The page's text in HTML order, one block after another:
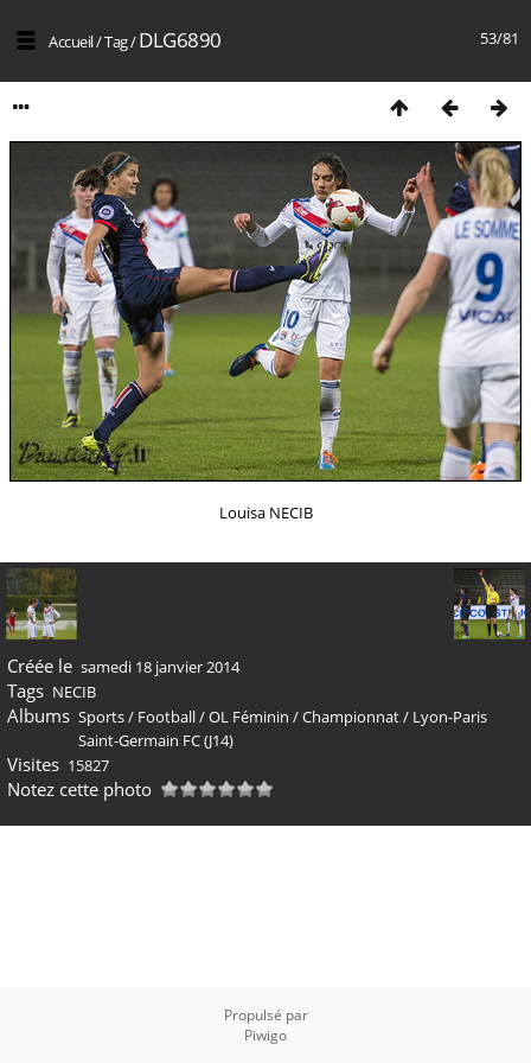
53/81
Accueil/Tag/DLG6890
Louisa NECIB
Créée le samedi 18 janvier 2014
Tags NECIB
Albums Sports/ Football/OL Féminin /Championnat/ Lyon-Paris
Saint-Germain FC (J14)
Visites 15827
Notez cette photo
Propulsé par
Piwigo